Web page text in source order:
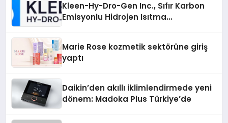
Kleen-Hy-Dro-Gen Inc., Sıfır Karbon
Emisyonlu Hidrojen Isıtma
Marie Rose kozmetik sektörüne giriş
yaptı
Daikin’den akıllı iklimlendirmede yeni
dönem: Madoka Plus Türkiye’de